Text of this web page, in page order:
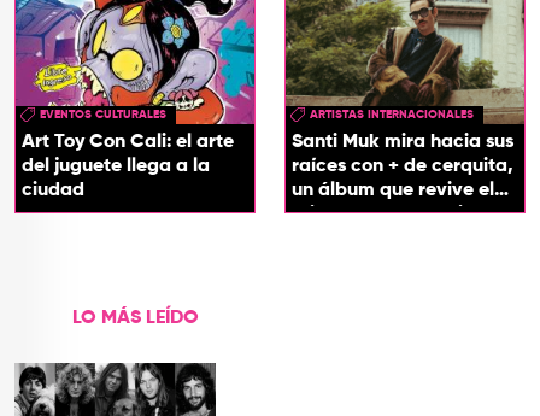
EVENTOS CULTURALES
Art Toy Con Cali: el arte
del juguete llega a la
ciudad
ARTISTAS INTERNACIONALES
Santi Muk mira hacia sus
raíces con + de cerquita,
un álbum que revive el
origen de sus canciones
LO MÁS LEÍDO